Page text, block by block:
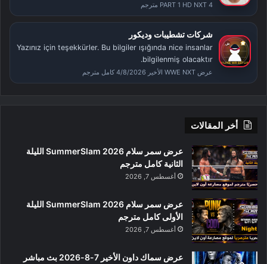
PART 1 HD NXT 4 مترجم
شركات تشطيبات وديكور
Yazınız için teşekkürler. Bu bilgiler ışığında nice insanlar
bilgilenmiş olacaktır.
عرض WWE NXT الأخير 4/8/2026 كامل مترجم
أخر المقالات
عرض سمر سلام SummerSlam 2026 الليلة
الثانية كامل مترجم
أغسطس 7, 2026
عرض سمر سلام SummerSlam 2026 الليلة
الأولى كامل مترجم
أغسطس 7, 2026
عرض سماك داون الأخير 7-8-2026 بث مباشر